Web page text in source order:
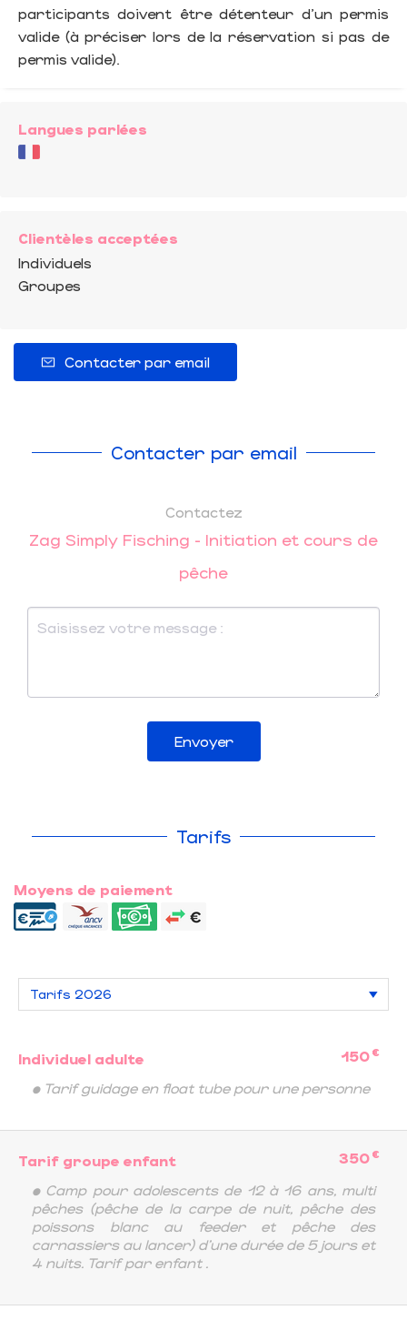
participants doivent être détenteur d'un permis
valide (à préciser lors de la réservation si pas de
permis valide).
Langues parlées
Clientèles acceptées
Individuels
Groupes
Contacter par email
Contacter par email
Contactez
Zag Simply Fisching - Initiation et cours de
pêche
Envoyer
Tarifs
Moyens de paiement
Individuel adulte 150 €
• Tarif guidage en float tube pour une personne
Tarif groupe enfant 350 €
• Camp pour adolescents de 12 à 16 ans, multi
pêches (pêche de la carpe de nuit, pêche des
poissons blanc au feeder et pêche des
carnassiers au lancer) d'une durée de 5 jours et
4 nuits. Tarif par enfant .